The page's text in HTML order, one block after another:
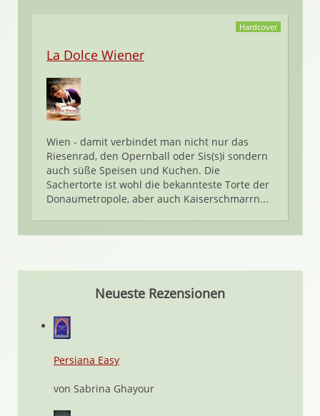
Hardcover
La Dolce Wiener
Wien - damit verbindet man nicht nur das
Riesenrad, den Opernball oder Sis(s)i sondern
auch süße Speisen und Kuchen. Die
Sachertorte ist wohl die bekannteste Torte der
Donaumetropole, aber auch Kaiserschmarrn...
Neueste Rezensionen
Persiana Easy
von Sabrina Ghayour